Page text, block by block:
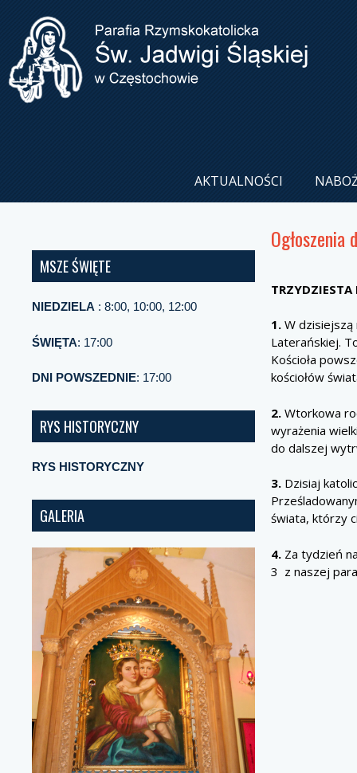
AKTUALNOŚCI
MSZE ŚWIĘTE
NIEDZIELA : 8:00, 10:00, 12:00
ŚWIĘTA: 17:00
DNI POWSZEDNIE: 17:00
RYS HISTORYCZNY
RYS HISTORYCZNY
GALERIA
1. W dzisiejszą
Laterańskiej.
Kościoła
kościołów
2. Wtorkowa
wyrażenia
do dalszej
3. Dzisiaj
świata, którzy
4. Za tydzień
3 z naszej